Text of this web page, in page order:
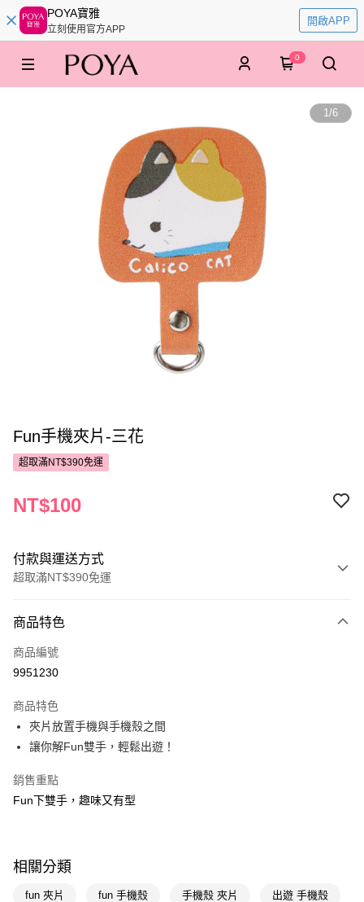
POYA寶雅
立刻使用官方APP
開啟APP
0
1/6
Fun手機夾片-三花
超取滿NT$390免運
NT$100
付款與運送方式
超取滿NT$390免運
POYA支付
信用卡一次付款
LINE Pay
Apple Pay
街口支付
AFTEE先享後付
相關說明
商品特色
商品編號
9951230
商品特色
夾片放置手機與手機殼之間
讓你解Fun雙手，輕鬆出遊！
銷售重點
Fun下雙手，趣味又有型
相關分類
fun 夾片 fun 手機殼 手機殼 夾片 出遊 手機殼